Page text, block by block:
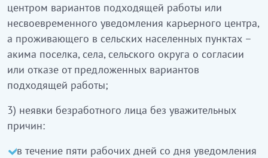
центром вариантов подходящей работы или
несвоевременного уведомления карьерного центра,
а проживающего в сельских населенных пунктах –
акима поселка, села, сельского округа о согласии
или отказе от предложенных вариантов
подходящей работы;
3) неявки безработного лица без уважительных
причин:
в течение пяти рабочих дней со дня уведомления